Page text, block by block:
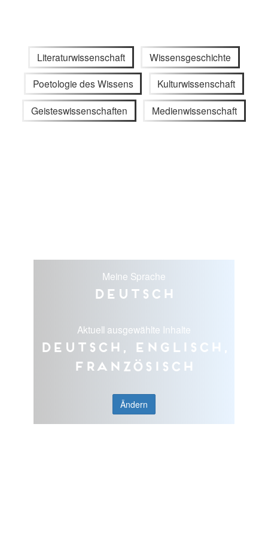
Literaturwissenschaft Wissensgeschichte
Poetologie des Wissens Kulturwissenschaft
Geisteswissenschaften Medienwissenschaft
Meine Sprache
Deutsch
Aktuell ausgewählte Inhalte
Deutsch, Englisch,
Französisch
Ändern